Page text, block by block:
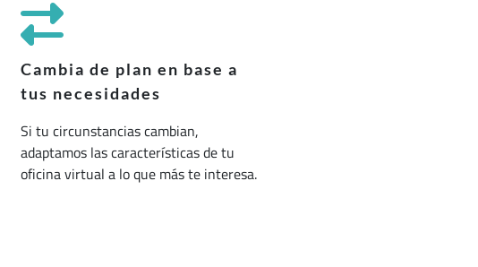
Cambia de plan en base a
tus necesidades
Si tu circunstancias cambian,
adaptamos las características de tu
oficina virtual a lo que más te interesa.